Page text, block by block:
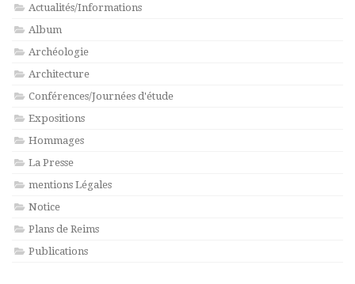
Actualités/Informations
Album
Archéologie
Architecture
Conférences/Journées d'étude
Expositions
Hommages
La Presse
mentions Légales
Notice
Plans de Reims
Publications